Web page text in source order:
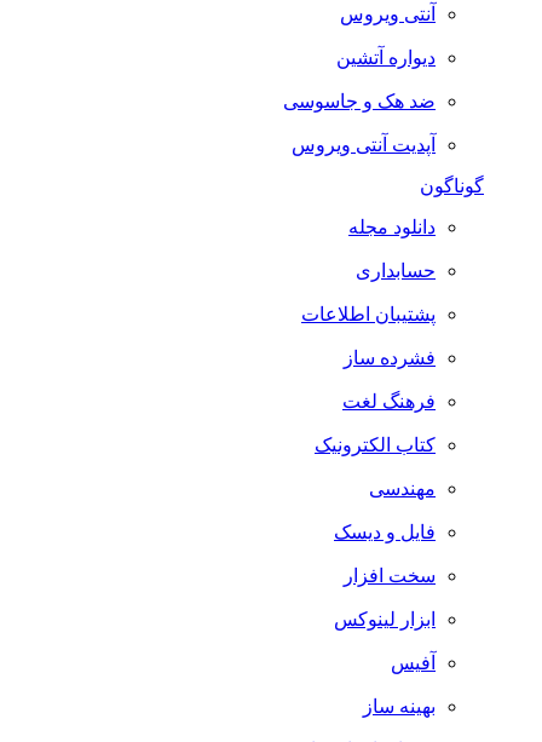
آنتی ویروس
دیواره آتشین
ضد هک و جاسوسی
آپدیت آنتی ویروس
گوناگون
دانلود مجله
حسابداری
پشتیبان اطلاعات
فشرده ساز
فرهنگ لغت
کتاب الکترونیک
مهندسی
فایل و دیسک
سخت افزار
ابزار لینوکس
آفیس
بهینه ساز